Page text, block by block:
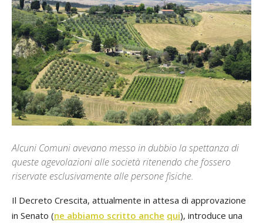
Alcuni Comuni avevano messo in dubbio la spettanza di
queste agevolazioni alle società ritenendo che fossero
riservate esclusivamente alle persone fisiche.
Il Decreto Crescita, attualmente in attesa di approvazione
in Senato (ne abbiamo scritto anche qui), introduce una